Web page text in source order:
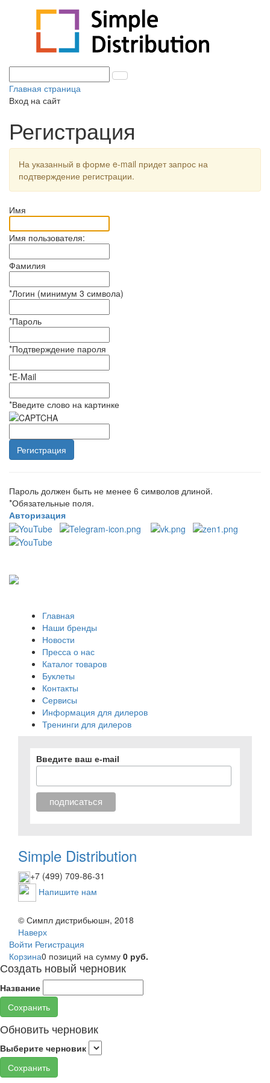
Главная страница
Вход на сайт
Регистрация
На указанный в форме e-mail придет запрос на
подтверждение регистрации.
Имя
Имя пользователя:
Фамилия
*Логин (минимум 3 символа)
*Пароль
*Подтверждение пароля
*E-Mail
*Введите слово на картинке
Пароль должен быть не менее 6 символов длиной.
*Обязательные поля.
Авторизация
Главная
Наши бренды
Новости
Пресса о нас
Каталог товаров
Буклеты
Контакты
Сервисы
Информация для дилеров
Тренинги для дилеров
Введите ваш e-mail
Simple Distribution
+7 (499) 709-86-31
Напишите нам
© Симпл дистрибьюшн, 2018
Наверх
Войти Регистрация
Корзина0 позиций на сумму 0 руб.
Создать новый черновик
Название
Сохранить
Обновить черновик
Выберите черновик
Сохранить